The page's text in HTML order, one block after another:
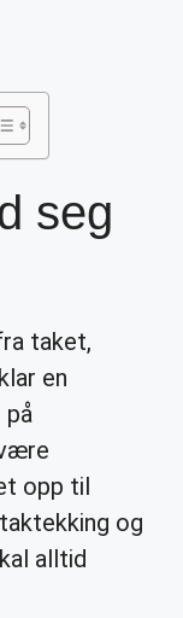
seg
taket,
en
opp til
og
alltid